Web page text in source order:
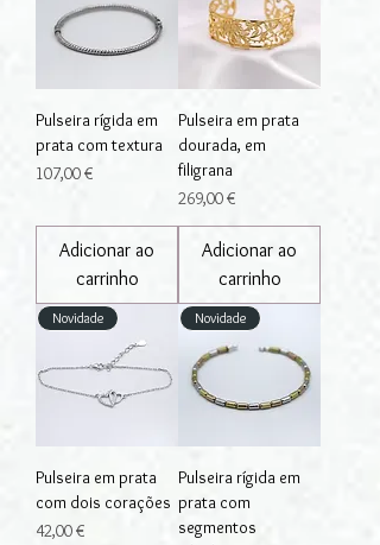
Pulseira rígida em
prata com textura
Preço
107,00 €
Adicionar ao
carrinho
Pulseira em prata
dourada, em
filigrana
Preço
269,00 €
Adicionar ao
carrinho
Novidade
Pulseira em prata
com dois corações
Preço
42,00 €
Novidade
Pulseira rígida em
prata com
segmentos